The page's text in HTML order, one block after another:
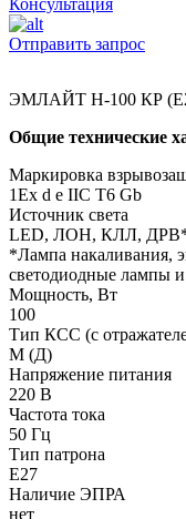
Отправить запрос
ЭМЛАЙТ Н-100 КР
Общие технические
Маркировка
1Ех d е IIC T6 Gb
Источник света
LED, ЛОН, КЛЛ,
*Лампа накаливания,
светодиодные лампы
Мощность, Вт
100
Тип КСС (с
М (Д)
Напряжение питания
220 В
Частота тока
50 Гц
Тип патрона
Е27
Наличие ЭПРА
нет